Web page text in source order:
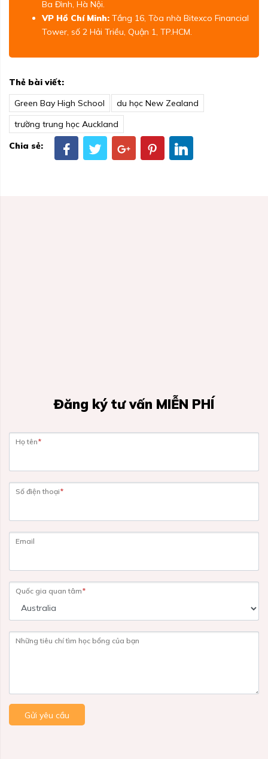
Ba Đình, Hà Nội.
VP Hồ Chí Minh: Tầng 16, Tòa nhà Bitexco Financial
Tower, số 2 Hải Triều, Quận 1, TP.HCM.
Thẻ bài viết:
Green Bay High School
du học New Zealand
trường trung học Auckland
Chia sẻ:
Đăng ký tư vấn MIỄN PHÍ
Họ tên*
Số điện thoại*
Email
Quốc gia quan tâm*
Những tiêu chí tìm học bổng của bạn
Gửi yêu cầu